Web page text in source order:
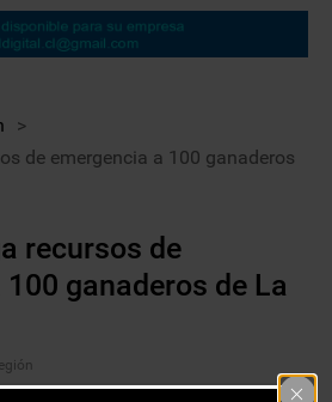
>
de emergencia a 100 ganaderos
recursos de
ganaderos de La